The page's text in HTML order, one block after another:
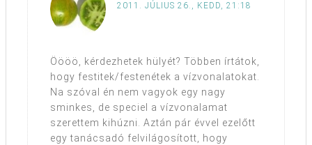
2011. JÚLIUS 26., KEDD, 21:18
Öööö, kérdezhetek hülyét? Többen írtátok,
hogy festitek/festenétek a vízvonalatokat.
Na szóval én nem vagyok egy nagy
sminkes, de speciel a vízvonalamat
szerettem kihúzni. Aztán pár évvel ezelőtt
egy tanácsadó felvilágosított, hogy